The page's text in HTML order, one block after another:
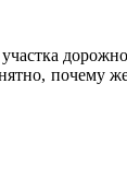
почему